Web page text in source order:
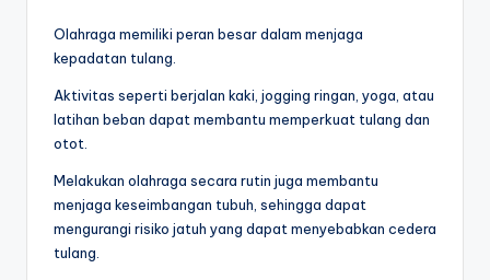
Olahraga memiliki peran besar dalam menjaga
kepadatan tulang.
Aktivitas seperti berjalan kaki, jogging ringan, yoga, atau
latihan beban dapat membantu memperkuat tulang dan
otot.
Melakukan olahraga secara rutin juga membantu
menjaga keseimbangan tubuh, sehingga dapat
mengurangi risiko jatuh yang dapat menyebabkan cedera
tulang.